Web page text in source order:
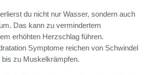
du nicht nur Wasser, sondern auch
Das kann zu vermindertem
erhöhten Herzschlag führen.
Symptome reichen von Schwindel
zu Muskelkrämpfen.